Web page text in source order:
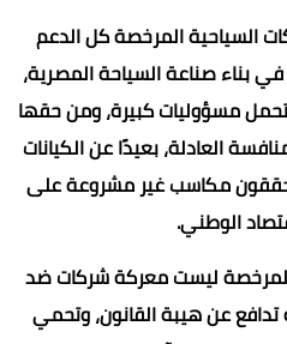
السياحية المرخصة كل الدعم
بناء صناعة السياحة المصرية،
مسؤوليات كبيرة، ومن حقها
العادلة، بعيدًا عن الكيانات
مكاسب غير مشروعة على
الوطني.
المرخصة ليست معركة شركات ضد
عن هيبة القانون، وتحمي